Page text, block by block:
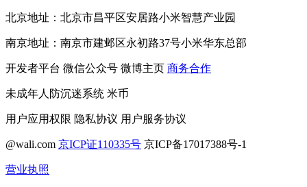
北京地址：北京市昌平区安居路小米智慧产业园
南京地址：南京市建邺区永初路37号小米华东总部
开发者平台 微信公众号 微博主页 商务合作
未成年人防沉迷系统 米币
用户应用权限 隐私协议 用户服务协议
@wali.com 京ICP证110335号 京ICP备17017388号-1
营业执照